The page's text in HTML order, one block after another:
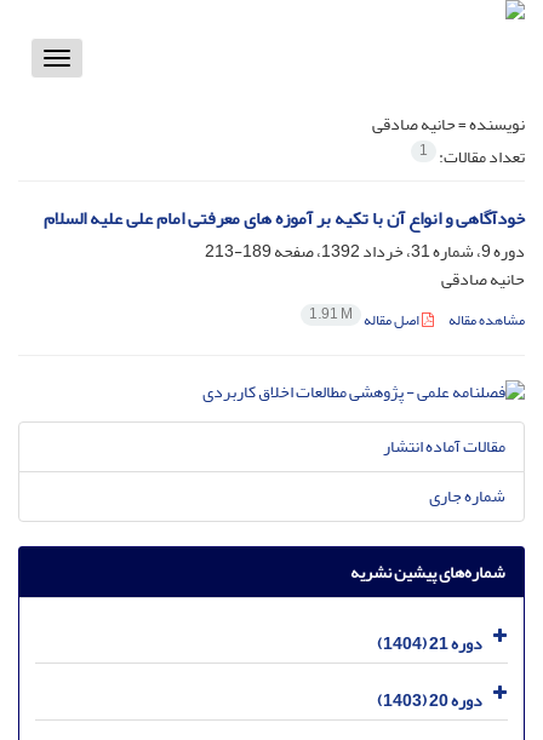
Toggle
نویسنده =حانیه صادقی
تعداد مقالات: 1
خودآگاهی و انواع آن با تکیه بر آموزه های معرفتی امام علی علیه السلام
دوره 9، شماره 31، خرداد 1392، صفحه
189-213
حانیه صادقی
مشاهده مقاله اصل مقاله 1.91 M
مقالات آماده انتشار
شماره جاری
شماره‌های پیشین نشریه
دوره 21 (1404)
دوره 20 (1403)